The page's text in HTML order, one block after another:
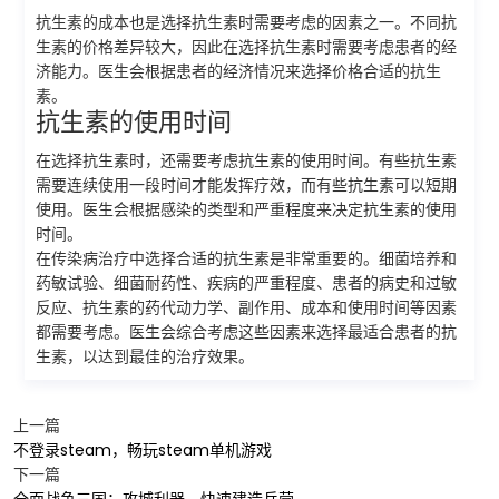
抗生素的成本也是选择抗生素时需要考虑的因素之一。不同抗
生素的价格差异较大，因此在选择抗生素时需要考虑患者的经
济能力。医生会根据患者的经济情况来选择价格合适的抗生
素。
抗生素的使用时间
在选择抗生素时，还需要考虑抗生素的使用时间。有些抗生素
需要连续使用一段时间才能发挥疗效，而有些抗生素可以短期
使用。医生会根据感染的类型和严重程度来决定抗生素的使用
时间。
在传染病治疗中选择合适的抗生素是非常重要的。细菌培养和
药敏试验、细菌耐药性、疾病的严重程度、患者的病史和过敏
反应、抗生素的药代动力学、副作用、成本和使用时间等因素
都需要考虑。医生会综合考虑这些因素来选择最适合患者的抗
生素，以达到最佳的治疗效果。
上一篇
不登录steam，畅玩steam单机游戏
下一篇